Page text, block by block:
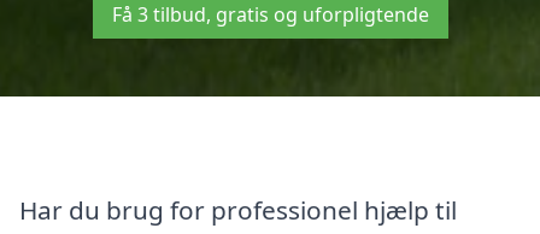
Få 3 tilbud, gratis og uforpligtende
Har du brug for professionel hjælp til